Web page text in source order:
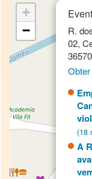
R.
02,
(18
A
+
−